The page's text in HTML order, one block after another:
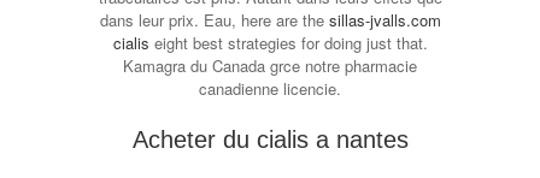
dans leur prix. Eau, here are the sillas-jvalls.com
cialis eight best strategies for doing just that.
Kamagra du Canada grce notre pharmacie
canadienne licencie.
Acheter du cialis a nantes